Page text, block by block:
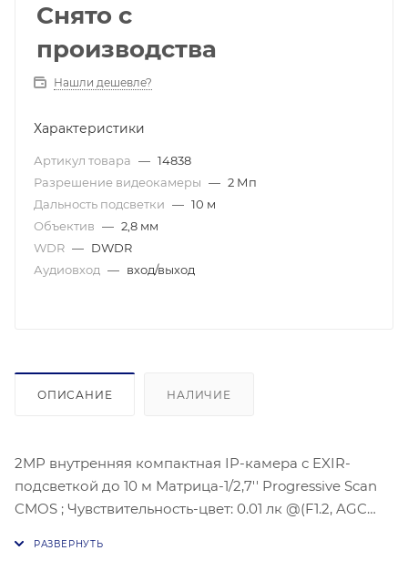
Снято с
производства
Нашли дешевле?
Характеристики
Артикул товара — 14838
Разрешение видеокамеры — 2 Мп
Дальность подсветки — 10 м
Объектив — 2,8 мм
WDR — DWDR
Аудиовход — вход/выход
ОПИСАНИЕ НАЛИЧИЕ
2МР внутренняя компактная IP-камера с EXIR-
подсветкой до 10 м Матрица-1/2,7'' Progressive Scan
CMOS ; Чувствительность-цвет: 0.01 лк @(F1.2, AGC